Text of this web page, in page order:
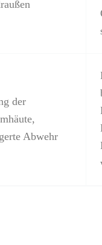
der
Abwehr